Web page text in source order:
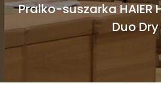
Pralko-suszarka HAIER
Duo Dry